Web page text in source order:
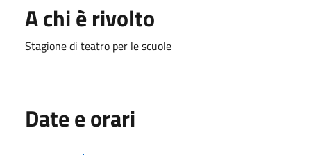
A chi è rivolto
Stagione di teatro per le scuole
Date e orari